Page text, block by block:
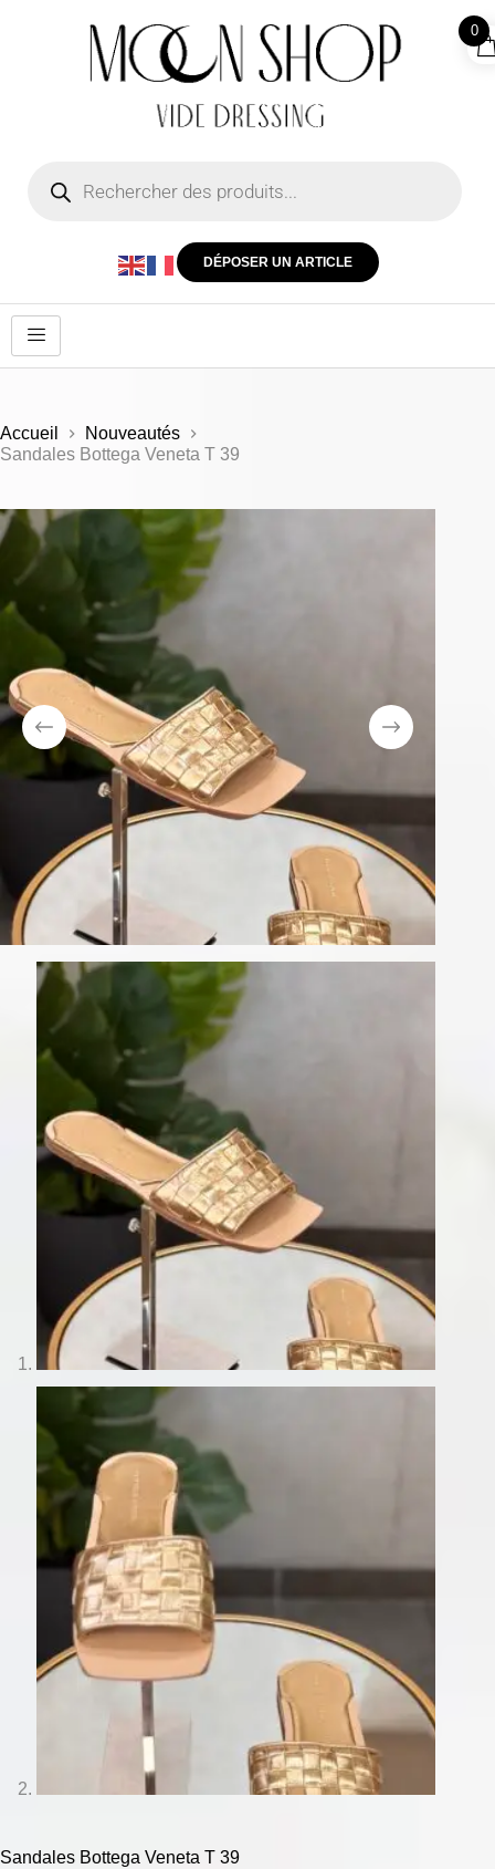
DÉPOSER UN ARTICLE
Accueil
Nouveautés
Sandales Bottega Veneta T 39
Sandales Bottega Veneta T 39
0